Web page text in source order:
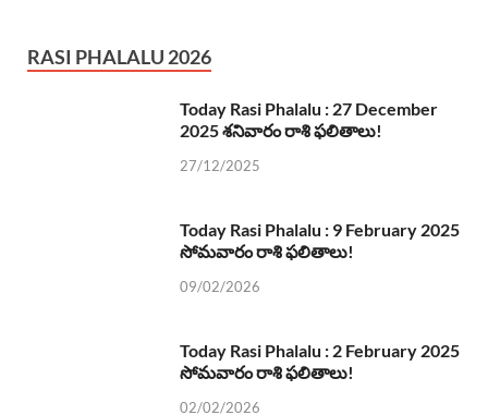
RASI PHALALU 2026
Today Rasi Phalalu : 27 December
2025 శనివారం రాశి ఫలితాలు!
27/12/2025
Today Rasi Phalalu : 9 February 2025
సోమవారం రాశి ఫలితాలు!
09/02/2026
Today Rasi Phalalu : 2 February 2025
సోమవారం రాశి ఫలితాలు!
02/02/2026